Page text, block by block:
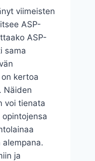
viimeisten
ASP-
ASP-
sama
kertoa
Näiden
voi tienata
ja